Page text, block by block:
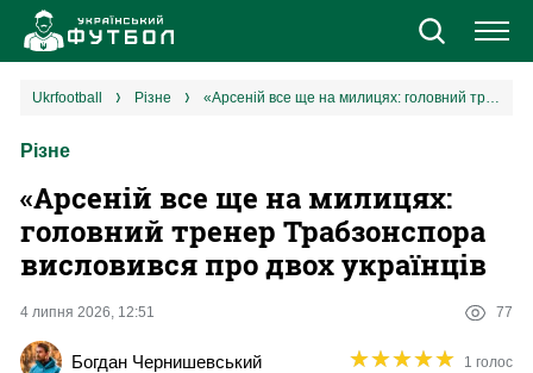
Новини
Єврокубки
УПЛ
ukrfootball різне «Арсеній все ще на милицях: головний тренер Трабзонспора висловився про двох українців
Різне
«Арсеній все ще на милицях:
головний тренер Трабзонспора
висловився про двох українців
4 липня 2026, 12:51 77
Богдан Чернишевський ★★★★★
★★★★★ 1 голос